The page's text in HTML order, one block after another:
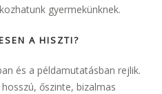
gyermekünknek.
A HISZTI?
és a példamutatásban rejlik.
őszinte, bizalmas